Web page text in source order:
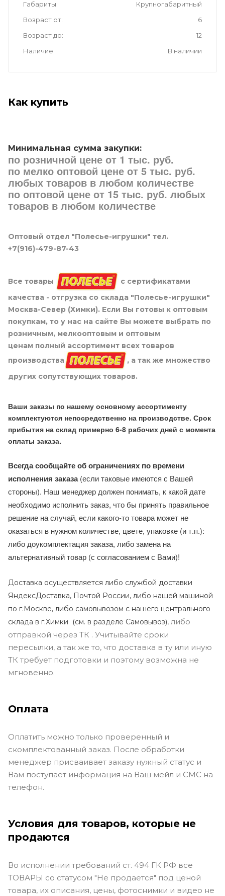
Габариты
Крупногабаритный
Возраст от
6
Возраст до
12
Наличие
В наличии
Как купить
Минимальная сумма закупки:
по розничной цене от 1 тыс. руб.
по мелко оптовой цене от 5 тыс. руб.
любых товаров в любом количестве
по оптовой цене от 15 тыс. руб. любых
товаров в любом количестве
Оптовый отдел "Полесье-игрушки" тел.
+7(916)-479-87-43
Все товары
с сертификатами
качества - отгрузка со склада "Полесье-игрушки"
Москва-Север (Химки). Если Вы готовы к оптовым
покупкам, то у нас на сайте Вы можете выбрать по
розничным, мелкооптовым и оптовым
ценам полный ассортимент всех товаров
производства
, а так же множество
других сопутствующих товаров.
Ваши заказы по нашему основному ассортименту
комплектуются непосредственно на производстве. Срок
прибытия на склад примерно 6-8 рабочих дней с момента
оплаты заказа.
Всегда сообщайте об ограничениях по времени
исполнения заказа(если таковые имеются с Вашей
стороны). Наш менеджер должен понимать, к какой дате
необходимо исполнить заказ, что бы принять правильное
решение на случай, если какого-то товара может не
оказаться в нужном количестве, цвете, упаковке (и т.п.):
либо доукомплектация заказа, либо замена на
альтернативный товар (с согласованием с Вами)!
Доставка осуществляется либо службой доставки
ЯндексДоставка, Почтой России, либо нашей машиной
по г.Москве, либо самовывозом с нашего центрального
склада в г.Химки (см. в разделе Самовывоз), либо
отправкой через ТК . Учитывайте сроки
пересылки, а так же то, что доставка в ту или иную
ТК требует подготовки и поэтому возможна не
мгновенно.
Оплата
Оплатить можно только проверенный и
скомплектованный заказ. После обработки
менеджер присваивает заказу нужный статус и
Вам поступает информация на Ваш мейл и СМС на
телефон.
Условия для товаров, которые не
продаются
Во исполнении требований ст. 494 ГК РФ все
ТОВАРЫ со статусом "Не продается" под ценой
товара, их описания, цены, фотоснимки и видео не